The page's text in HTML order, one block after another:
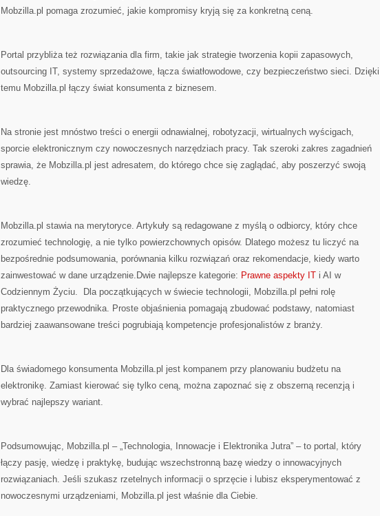
Mobzilla.pl pomaga zrozumieć, jakie kompromisy kryją się za konkretną ceną.
Portal przybliża też rozwiązania dla firm, takie jak strategie tworzenia kopii zapasowych,
outsourcing IT, systemy sprzedażowe, łącza światłowodowe, czy bezpieczeństwo sieci. Dzięki
temu Mobzilla.pl łączy świat konsumenta z biznesem.
Na stronie jest mnóstwo treści o energii odnawialnej, robotyzacji, wirtualnych wyścigach,
sporcie elektronicznym czy nowoczesnych narzędziach pracy. Tak szeroki zakres zagadnień
sprawia, że Mobzilla.pl jest adresatem, do którego chce się zaglądać, aby poszerzyć swoją
wiedzę.
Mobzilla.pl stawia na merytoryce. Artykuły są redagowane z myślą o odbiorcy, który chce
zrozumieć technologię, a nie tylko powierzchownych opisów. Dlatego możesz tu liczyć na
bezpośrednie podsumowania, porównania kilku rozwiązań oraz rekomendacje, kiedy warto
zainwestować w dane urządzenie.Dwie najlepsze kategorie: Prawne aspekty IT i AI w
Codziennym Życiu. Dla początkujących w świecie technologii, Mobzilla.pl pełni rolę
praktycznego przewodnika. Proste objaśnienia pomagają zbudować podstawy, natomiast
bardziej zaawansowane treści pogrubiają kompetencje profesjonalistów z branży.
Dla świadomego konsumenta Mobzilla.pl jest kompanem przy planowaniu budżetu na
elektronikę. Zamiast kierować się tylko ceną, można zapoznać się z obszerną recenzją i
wybrać najlepszy wariant.
Podsumowując, Mobzilla.pl – „Technologia, Innowacje i Elektronika Jutra” – to portal, który
łączy pasję, wiedzę i praktykę, budując wszechstronną bazę wiedzy o innowacyjnych
rozwiązaniach. Jeśli szukasz rzetelnych informacji o sprzęcie i lubisz eksperymentować z
nowoczesnymi urządzeniami, Mobzilla.pl jest właśnie dla Ciebie.